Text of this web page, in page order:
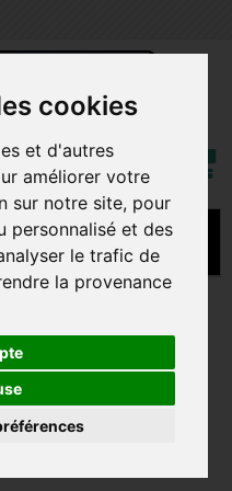
cookies
et d'autres
améliorer votre
sur notre site, pour
personnalisé et des
le trafic de
la provenance
Rechercher
Mon
RAY PREMIUM /
FUNKO POP
MINUS
POP